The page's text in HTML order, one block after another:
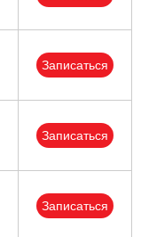
Записаться
Записаться
Записаться